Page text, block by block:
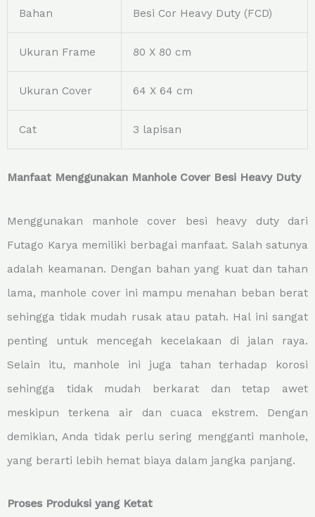
Bahan Besi Cor Heavy Duty (FCD)
Ukuran Frame 80 X 80 cm
Ukuran Cover 64 X 64 cm
Cat 3 lapisan
Manfaat Menggunakan Manhole Cover Besi Heavy Duty
Menggunakan manhole cover besi heavy duty dari
Futago Karya memiliki berbagai manfaat. Salah satunya
adalah keamanan. Dengan bahan yang kuat dan tahan
lama, manhole cover ini mampu menahan beban berat
sehingga tidak mudah rusak atau patah. Hal ini sangat
penting untuk mencegah kecelakaan di jalan raya.
Selain itu, manhole ini juga tahan terhadap korosi
sehingga tidak mudah berkarat dan tetap awet
meskipun terkena air dan cuaca ekstrem. Dengan
demikian, Anda tidak perlu sering mengganti manhole,
yang berarti lebih hemat biaya dalam jangka panjang.
Proses Produksi yang Ketat